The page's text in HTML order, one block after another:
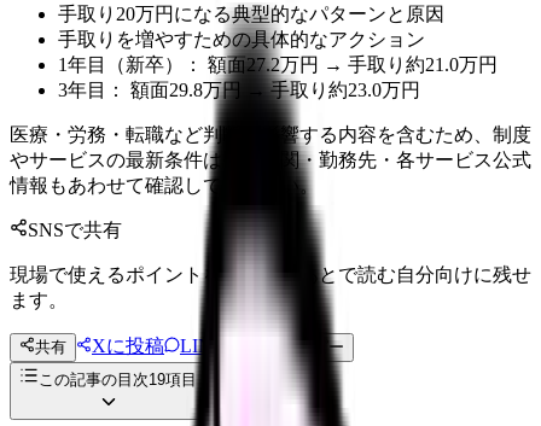
手取り20万円になる典型的なパターンと原因
手取りを増やすための具体的なアクション
1年目（新卒）： 額面27.2万円 → 手取り約21.0万円
3年目： 額面29.8万円 → 手取り約23.0万円
医療・労務・転職など判断に影響する内容を含むため、制度
やサービスの最新条件は公的機関・勤務先・各サービス公式
情報もあわせて確認してください。
SNSで共有
現場で使えるポイントを、同僚やあとで読む自分向けに残せ
ます。
共有 Xに投稿 LINE
投稿文コピー
この記事の目次19項目